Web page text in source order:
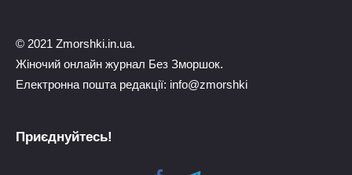
© 2021 Zmorshki.in.ua.
Жіночий онлайн журнал Без Зморшок.
Електронна пошта редакції: info@zmorshki
Приєднуйтесь!